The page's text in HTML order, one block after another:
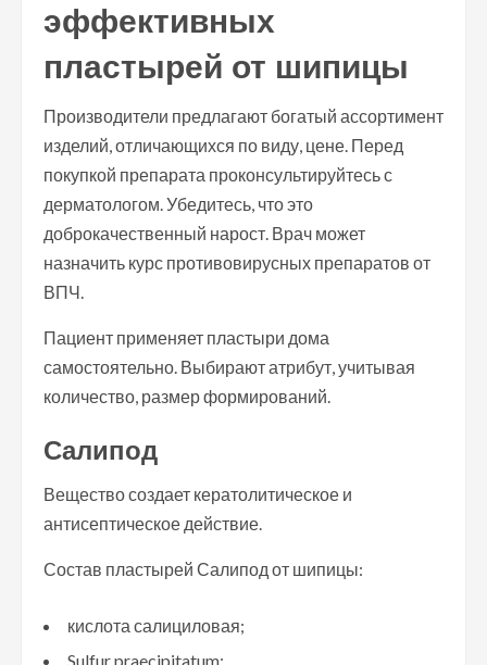
эффективных
пластырей от шипицы
Производители предлагают богатый ассортимент
изделий, отличающихся по виду, цене. Перед
покупкой препарата проконсультируйтесь с
дерматологом. Убедитесь, что это
доброкачественный нарост. Врач может
назначить курс противовирусных препаратов от
ВПЧ.
Пациент применяет пластыри дома
самостоятельно. Выбирают атрибут, учитывая
количество, размер формирований.
Салипод
Вещество создает кератолитическое и
антисептическое действие.
Состав пластырей Салипод от шипицы:
кислота салициловая;
Sulfur praecipitatum;